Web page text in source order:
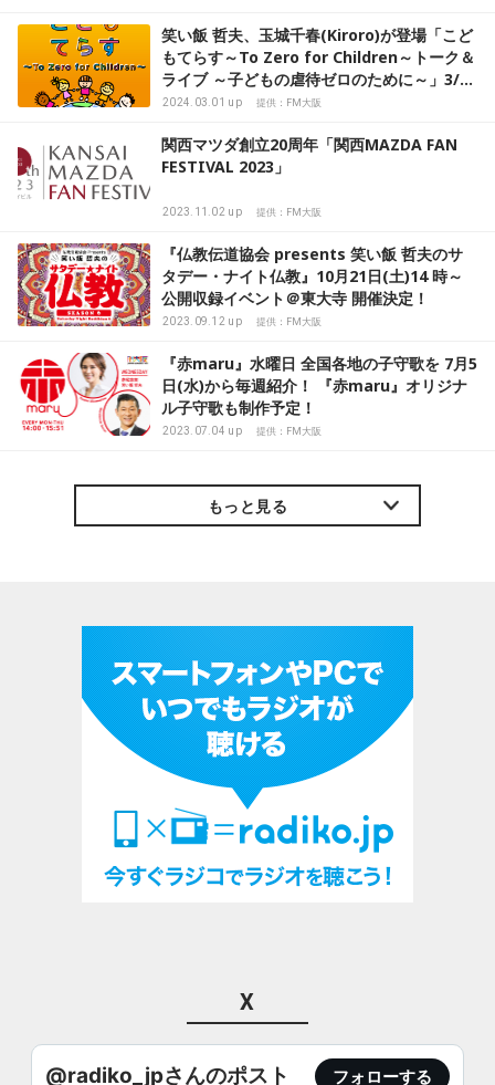
笑い飯 哲夫、玉城千春(Kiroro)が登場「こど
もてらす～To Zero for Children～トーク＆
ライブ ～子どもの虐待ゼロのために～」3/31
開催
2024.03.01 up 提供：FM大阪
関西マツダ創立20周年「関西MAZDA FAN
FESTIVAL 2023」
2023.11.02 up 提供：FM大阪
『仏教伝道協会 presents 笑い飯 哲夫のサ
タデー・ナイト仏教』10月21日(土)14 時～
公開収録イベント＠東大寺 開催決定！
2023.09.12 up 提供：FM大阪
『赤maru』水曜日 全国各地の子守歌を 7月5
日(水)から毎週紹介！ 『赤maru』オリジナ
ル子守歌も制作予定！
2023.07.04 up 提供：FM大阪
もっと見る
X
@radiko_jpさんのポスト フォローする